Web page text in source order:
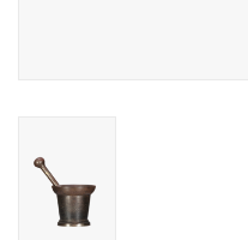
AI-Ready Database
Login